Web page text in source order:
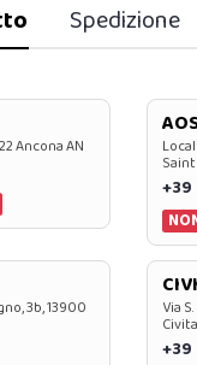
Spedizione
Ancona AN
Saint
+39
3b, 13900 Via
+39